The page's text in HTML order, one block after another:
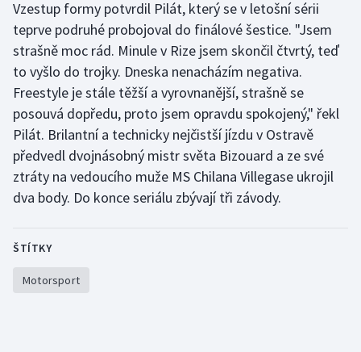
Plavání
Plážový volejbal
Ragby
Rychlobruslení
Rychlostní kanoistika
Sportovní střelba
Stolní tenis
Vzestup formy potvrdil Pilát, který se v letošní sérii
teprve podruhé probojoval do finálové šestice. "Jsem
strašně moc rád. Minule v Rize jsem skončil čtvrtý, teď
to vyšlo do trojky. Dneska nenacházím negativa.
Freestyle je stále těžší a vyrovnanější, strašně se
posouvá dopředu, proto jsem opravdu spokojený," řekl
Pilát. Brilantní a technicky nejčistší jízdu v Ostravě
předvedl dvojnásobný mistr světa Bizouard a ze své
ztráty na vedoucího muže MS Chilana Villegase ukrojil
dva body. Do konce seriálu zbývají tři závody.
ŠTÍTKY
Motorsport